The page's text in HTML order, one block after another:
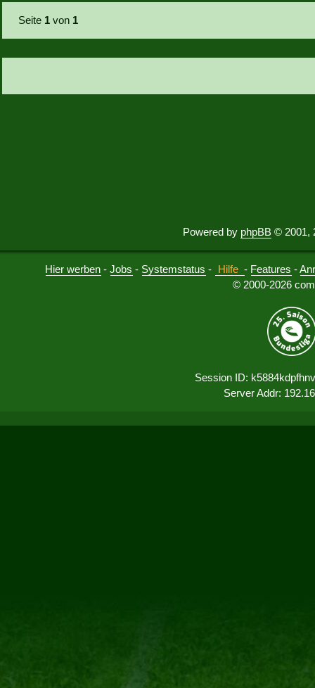
Seite 1 von 1
Powered by phpBB © 2001,
Hier werben -Jobs - Systemstatus - Hilfe - Features -
© 2000-2026
Session ID:
Server Addr: